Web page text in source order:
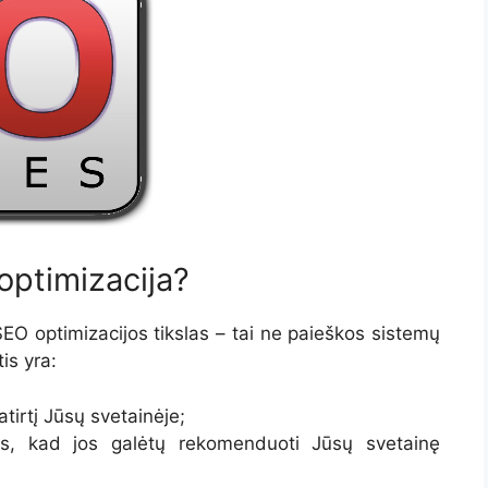
optimizacijos tikslas – tai ne paieškos sistemų
yra:
Jūsų svetainėje;
kad jos galėtų rekomenduoti Jūsų svetainę